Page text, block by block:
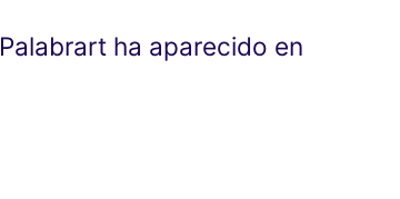
Palabrart ha aparecido en